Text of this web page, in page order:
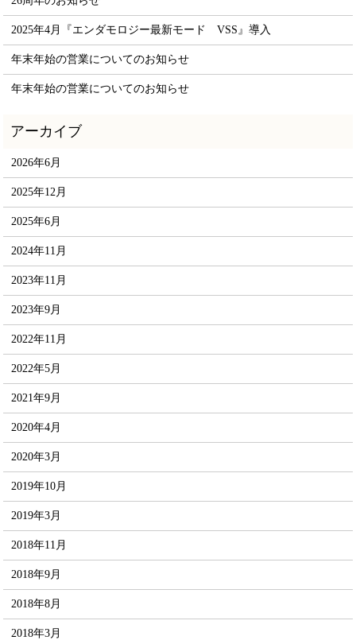
2025年4月『エンダモロジー最新モード VSS』導入
年末年始の営業についてのお知らせ
年末年始の営業についてのお知らせ
2026年6月
2025年12月
2025年6月
2024年11月
2023年11月
2023年9月
2022年11月
2022年5月
2021年9月
2020年4月
2020年3月
2019年10月
2019年3月
2018年11月
2018年9月
2018年8月
2018年3月